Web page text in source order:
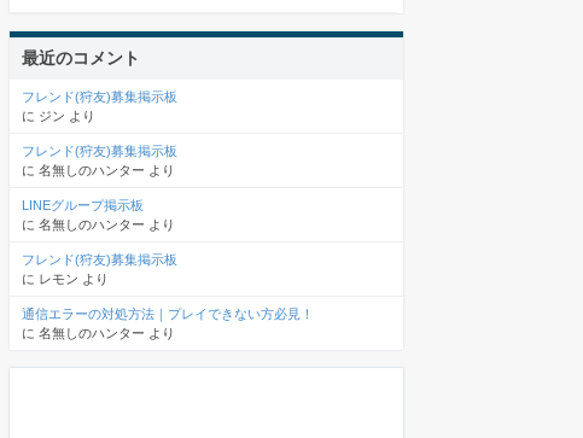
最近のコメント
フレンド(狩友)募集掲示板
に ジン より
フレンド(狩友)募集掲示板
に 名無しのハンター より
LINEグループ掲示板
に 名無しのハンター より
フレンド(狩友)募集掲示板
に レモン より
通信エラーの対処方法｜プレイできない方必見！
に 名無しのハンター より